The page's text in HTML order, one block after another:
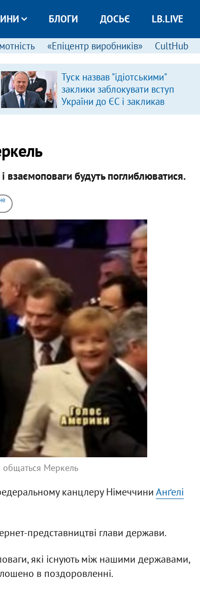
БЛОГИ ДОСЬЄ LB.LIVE
«Епіцентр виробників» CultHub
Туск назвав "ідіотськими"
заклики заблокувати вступ
України до ЄС і закликав
припинити антиукраїнську
будуть поглиблюватися.
Меркель
канцлеру НімеччиниАнґелі
представництві глави держави.
які існують між нашими державами,
в поздоровленні.